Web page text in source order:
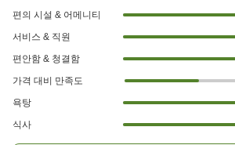
편의 시설 & 어메니티
서비스 & 직원
편안함 & 청결함
가격 대비 만족도
욕탕
식사